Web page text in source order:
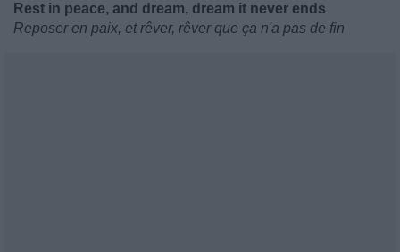
Rest in peace, and dream, dream it never ends
Reposer en paix, et rêver, rêver que ça n'a pas de fin